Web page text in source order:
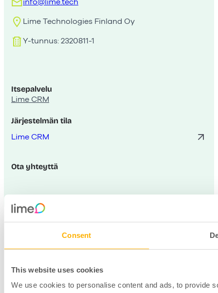
Consent
This website uses cookies
We use cookies to personalise content and ads, to provide
Lime Technologies Finland Oy
Y-tunnus: 2320811-1
Itsepalvelu
Lime CRM
Järjestelmän tila
Lime CRM
Ota yhteyttä
DA DE EN
FI NL NO
edellytykset/Cookie Policy